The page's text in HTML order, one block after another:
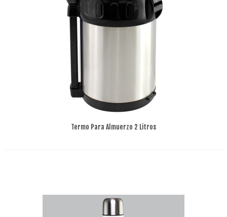
Termo Para Almuerzo 2 Litros